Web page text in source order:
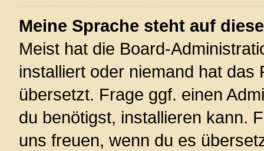
Meine Sprache steht auf
Meist hat die Board-
installiert oder niemand hat
übersetzt. Frage ggf. einen
du benötigst, installieren kann.
uns freuen, wenn du es